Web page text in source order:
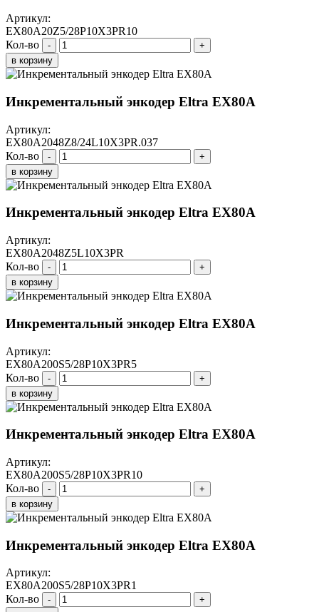
Артикул:
EX80A20Z5/28P10X3PR10
Кол-во
-
+
в корзину
Инкрементальный энкодер Eltra EX80A
Артикул:
EX80A2048Z8/24L10X3PR.037
Кол-во
-
+
в корзину
Инкрементальный энкодер Eltra EX80A
Артикул:
EX80A2048Z5L10X3PR
Кол-во
-
+
в корзину
Инкрементальный энкодер Eltra EX80A
Артикул:
EX80A200S5/28P10X3PR5
Кол-во
-
+
в корзину
Инкрементальный энкодер Eltra EX80A
Артикул:
EX80A200S5/28P10X3PR10
Кол-во
-
+
в корзину
Инкрементальный энкодер Eltra EX80A
Артикул:
EX80A200S5/28P10X3PR1
Кол-во
-
+